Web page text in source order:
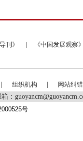
刊》 《中国发展观察
组织机构
网站纠错
箱：
号